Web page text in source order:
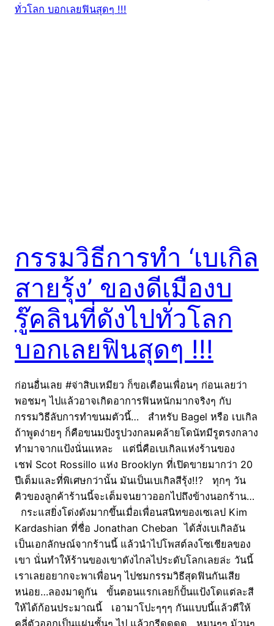
กรรมวิธีการทำ ‘เบเกิล
สายรุ้ง’ ของดีเมืองบ
รู๊คลินที่ดังไปทั่วโลก
บอกเลยฟินสุดๆ !!!
ก่อนอื่นเลย #จ่าสิบเหมียว ก็ขอเตือนเพื่อนๆ ก่อนเลยว่า
พอชมๆ ไปแล้วอาจเกิดอาการฟินหนักมากจริงๆ กับ
กรรมวิธีลับการทำขนมตัวนี้… สำหรับ Bagel หรือ เบเกิล
ถ้าพูดง่ายๆ ก็คือขนมปังรูปวงกลมคล้ายโดนัทมีรูตรงกลาง
ทำมาจากแป้งนั่นแหละ แต่นี่คือเบเกิลแห่งร้านของ
เชฟ Scot Rossillo แห่ง Brooklyn ที่เปิดขายมากว่า 20
ปีเต็มและที่พิเศษกว่านั้น มันเป็นเบเกิลสีรุ้ง!!? ทุกๆ วัน
คิวของลูกค้าร้านนี้จะเต็มจนยาวออกไปถึงข้างนอกร้าน…
กระแสยิ่งโด่งดังมากขึ้นเมื่อเพื่อนสนิทของเซเลป Kim
Kardashian ที่ชื่อ Jonathan Cheban ได้สั่งเบเกิลอัน
เป็นเอกลักษณ์จากร้านนี้ แล้วนำไปโพสต์ลงโซเชียลของ
เขา นั่นทำให้ร้านของเขาดังไกลไประดับโลกเลยล่ะ วันนี้
เราเลยอยากจะพาเพื่อนๆ ไปชมกรรมวิธีสุดฟินกันเสีย
หน่อย…ลองมาดูกัน ขั้นตอนแรกเลยก็ปั้นแป้งโดแต่ละสี
ให้ได้ก้อนประมาณนี้ เอามาโปะๆๆๆ กันแบบนี้แล้วตีให้